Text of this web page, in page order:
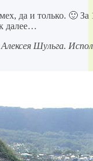
да и только. 🙂 За
далее…
Шульга.